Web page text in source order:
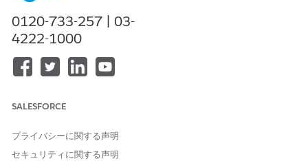
必要なユーザー権限
「標準エージェントアクションの
参照アクション種別
0120-733-257 | 03-
4222-1000
SALESFORCE
プライバシーに関する声明
セキュリティに関する声明